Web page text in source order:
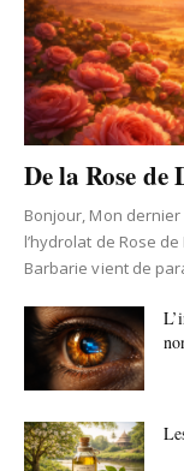
De la Rose
Bonjour, Mon
l’hydrolat de Rose
Barbarie vient de